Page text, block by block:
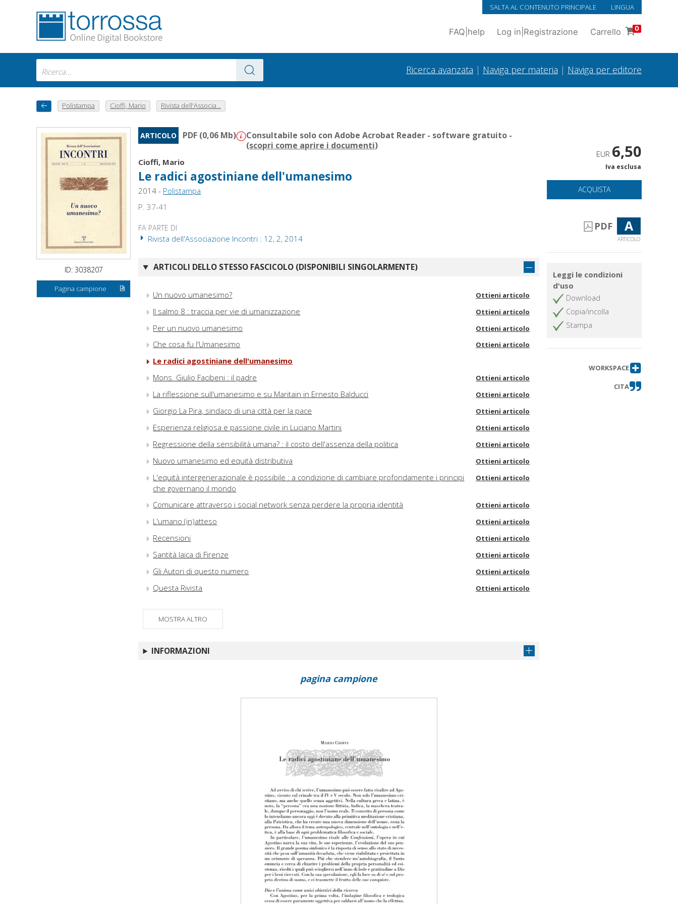
SALTA AL CONTENUTO PRINCIPALE LINGUA
FAQ help Log in Registrazione Carrello 0
Ricerca avanzata | Naviga per materia | Naviga per editore
Polistampa Cioffi, Mario Rivista dell'Associa...
ID: 3038207
Pagina campione
ARTICOLO PDF (0,06 Mb)
Consultabile solo con Adobe Acrobat Reader - software gratuito -
(scopri come aprire i documenti)
Cioffi, Mario
Le radici agostiniane dell'umanesimo
2014 - Polistampa
P. 37-41
FA PARTE DI
Rivista dell'Associazione Incontri : 12, 2, 2014
ARTICOLI DELLO STESSO FASCICOLO (DISPONIBILI SINGOLARMENTE)
Un nuovo umanesimo? Ottieni articolo
Il salmo 8 : traccia per vie di umanizzazione Ottieni articolo
Per un nuovo umanesimo Ottieni articolo
Che cosa fu l'Umanesimo Ottieni articolo
Le radici agostiniane dell'umanesimo
Mons. Giulio Facibeni : il padre
Ottieni articolo
La riflessione sull'umanesimo e su Maritain in Ernesto Balducci Ottieni articolo
Giorgio La Pira, sindaco di una città per la pace Ottieni articolo
Esperienza religiosa e passione civile in Luciano Martini Ottieni articolo
Regressione della sensibilità umana? : il costo dell'assenza della politica Ottieni articolo
Nuovo umanesimo ed equità distributiva Ottieni articolo
L'equità intergenerazionale è possibile : a condizione di cambiare profondamente i principi
che governano il mondo
Ottieni articolo
Comunicare attraverso i social network senza perdere la propria identità Ottieni articolo
L'umano (in)atteso Ottieni articolo
Recensioni Ottieni articolo
Santità laica di Firenze Ottieni articolo
Gli Autori di questo numero Ottieni articolo
Questa Rivista Ottieni articolo
MOSTRA ALTRO
INFORMAZIONI
EUR 6,50
Iva esclusa
ACQUISTA
PDF A
ARTICOLO
Leggi le condizioni
d'uso
Download
Copia/incolla
Stampa
WORKSPACE
CITA
pagina campione